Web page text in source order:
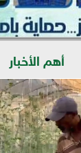
أهم الأخبار